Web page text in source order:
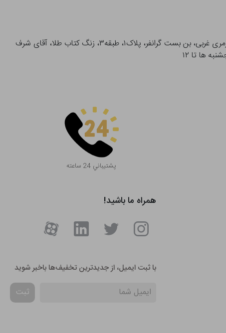
آدرس تحویل حضوری سفارشات: میدان انقلاب، خیابان انقلاب، خیابان ۱۲ فروردین، خیابان شهدای ژاندارمری غربی، بن بست گرانفر، پلاک۱، طبقه۳، زنگ کتاب طلا، آقای شرف
پشتيباني 24 ساعته
همراه ما باشید!
با ثبت ایمیل، از جدید‌ترین تخفیف‌ها با‌خبر شوید
ثبت